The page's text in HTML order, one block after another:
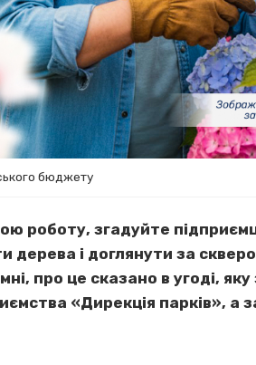
бюджету
роботу, згадуйте
дерева і доглянути за
про це сказано в угоді,
«Дирекція парків», а